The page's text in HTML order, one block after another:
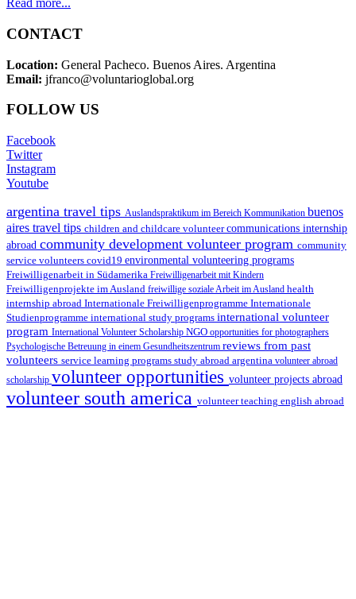
Read more...
CONTACT
Location: General Pacheco. Buenos Aires. Argentina
Email: jfranco@voluntarioglobal.org
FOLLOW US
Facebook
Twitter
Instagram
Youtube
argentina travel tips Auslandspraktikum im Bereich Kommunikation buenos
aires travel tips children and childcare volunteercommunications internship
abroad community development volunteer program community
service volunteers covid19 environmental volunteering programs
Freiwilligenarbeit in Südamerika Freiwilligenarbeit mit Kindern
Freiwilligenprojekte im Ausland freiwillige soziale Arbeit im Ausland health
internship abroad Internationale Freiwilligenprogramme Internationale
Studienprogramme international study programs international volunteer
program International Volunteer Scholarship NGO opportunities for photographers
Psychologische Betreuung in einem Gesundheitszentrum reviews from past
volunteers service learning programs study abroad argentina volunteer abroad
scholarship volunteer opportunities volunteer projects abroad
volunteer south america volunteer teaching english abroad